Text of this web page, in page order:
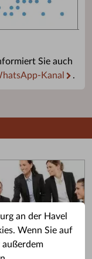
an der Havel
Wenn Sie auf
außerdem
Sie auch
Kanal .